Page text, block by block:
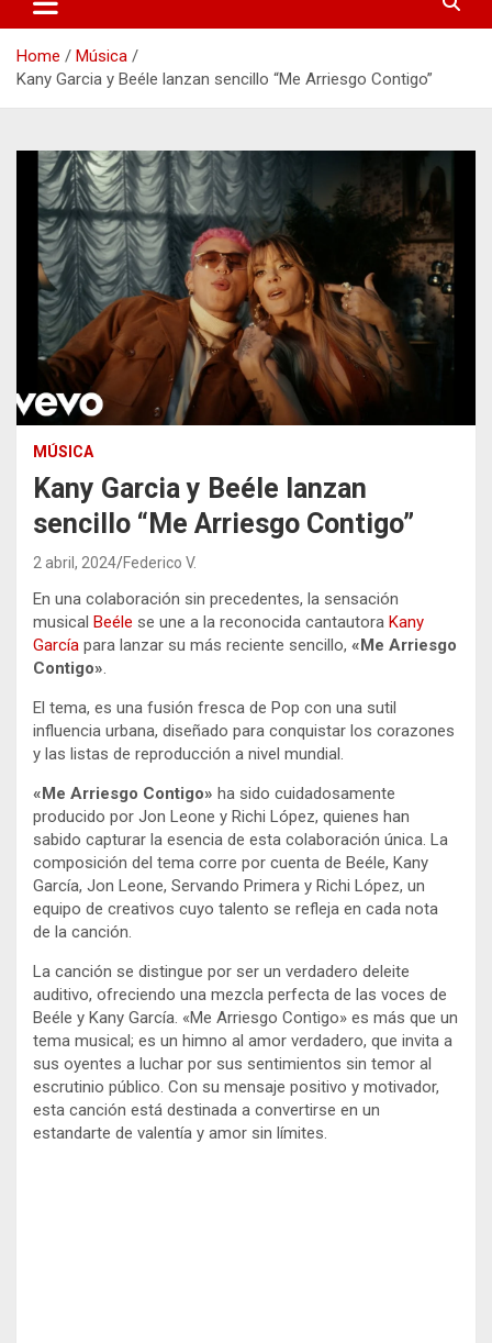
Home
Música
Kany Garcia y Beéle lanzan sencillo “Me Arriesgo Contigo”
MÚSICA
Kany Garcia y Beéle lanzan
sencillo “Me Arriesgo Contigo”
2 abril, 2024 Federico V.
En una colaboración sin precedentes, la sensación
musical Beéle se une a la reconocida cantautora Kany
García para lanzar su más reciente sencillo, «Me Arriesgo
Contigo».
El tema, es una fusión fresca de Pop con una sutil
influencia urbana, diseñado para conquistar los corazones
y las listas de reproducción a nivel mundial.
«Me Arriesgo Contigo» ha sido cuidadosamente
producido por Jon Leone y Richi López, quienes han
sabido capturar la esencia de esta colaboración única. La
composición del tema corre por cuenta de Beéle, Kany
García, Jon Leone, Servando Primera y Richi López, un
equipo de creativos cuyo talento se refleja en cada nota
de la canción.
La canción se distingue por ser un verdadero deleite
auditivo, ofreciendo una mezcla perfecta de las voces de
Beéle y Kany García. «Me Arriesgo Contigo» es más que un
tema musical; es un himno al amor verdadero, que invita a
sus oyentes a luchar por sus sentimientos sin temor al
escrutinio público. Con su mensaje positivo y motivador,
esta canción está destinada a convertirse en un
estandarte de valentía y amor sin límites.